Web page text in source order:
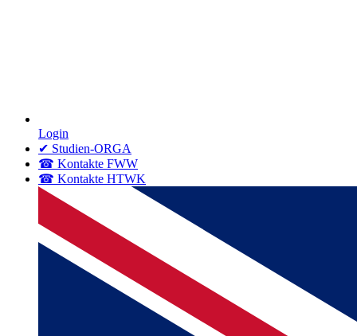
Login
✔ Studien-ORGA
☎ Kontakte FWW
☎ Kontakte HTWK